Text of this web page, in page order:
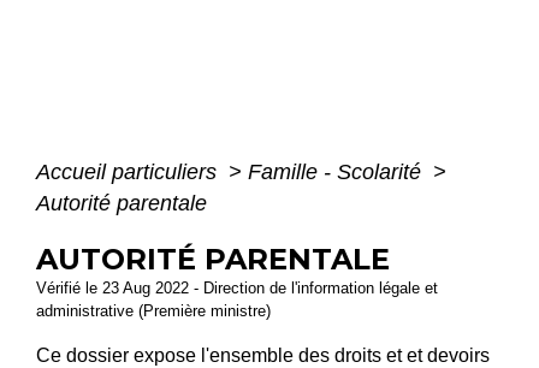
Accueil particuliers > Famille - Scolarité >
Autorité parentale
AUTORITÉ PARENTALE
Vérifié le 23 Aug 2022 - Direction de l'information légale et
administrative (Première ministre)
Ce dossier expose l'ensemble des droits et et devoirs